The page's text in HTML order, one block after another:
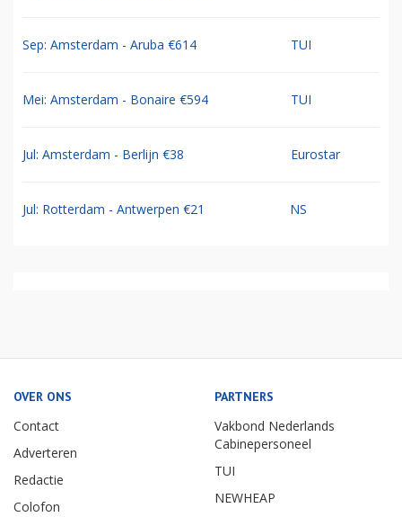
Sep: Amsterdam - Aruba €614 TUI
Mei: Amsterdam - Bonaire €594 TUI
Jul: Amsterdam - Berlijn €38 Eurostar
Jul: Rotterdam - Antwerpen €21 NS
OVER ONS
Contact
Adverteren
Redactie
Colofon
PARTNERS
Vakbond Nederlands
Cabinepersoneel
TUI
NEWHEAP